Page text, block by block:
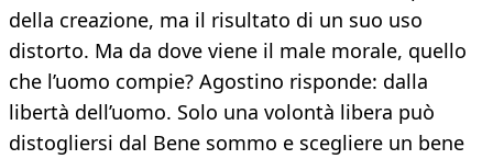
della creazione, ma il risultato di un suo uso
distorto. Ma da dove viene il male morale, quello
che l’uomo compie? Agostino risponde: dalla
libertà dell’uomo. Solo una volontà libera può
distogliersi dal Bene sommo e scegliere un bene